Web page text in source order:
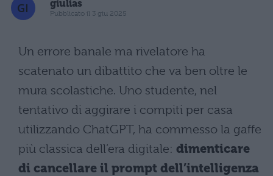
giulias
Pubblicato il 3 giu 2025
Un errore banale ma rivelatore ha
scatenato un dibattito che va ben oltre le
mura scolastiche. Uno studente, nel
tentativo di aggirare i compiti per casa
utilizzando ChatGPT, ha commesso la gaffe
più classica dell’era digitale: dimenticare
di cancellare il prompt dell’intelligenza